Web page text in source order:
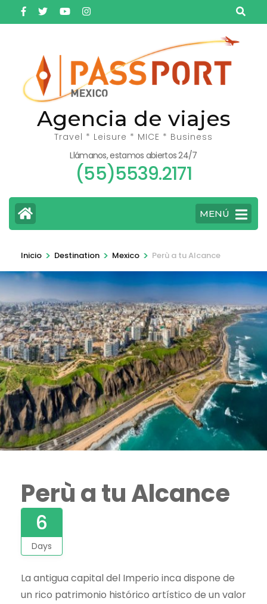
Saltar
al
(presiona
tecla
Agencia de viajes
Travel * Leisure * MICE * Business
Llámanos, estamos abiertos 24/7
(55)5539.2171
MENÚ
Inicio > Destination > Mexico > Perù a tu Alcance
Perù a tu Alcance
6
Days
La antigua capital del Imperio inca dispone de
un rico patrimonio histórico artístico de un valor